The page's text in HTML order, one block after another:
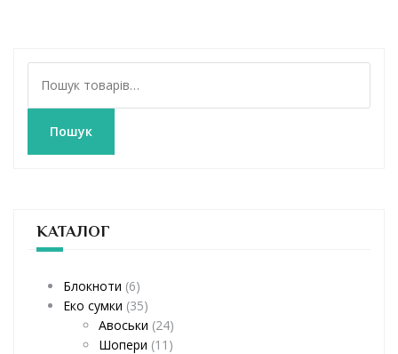
к
Пошук
КАТАЛОГ
Блокноти (6)
Еко сумки (35)
Авоськи (24)
Шопери (11)